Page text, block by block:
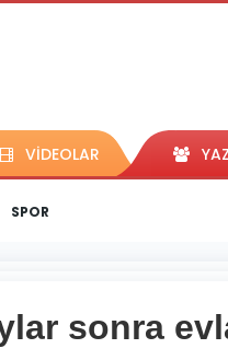
VİDEOLAR
SPOR
sonra